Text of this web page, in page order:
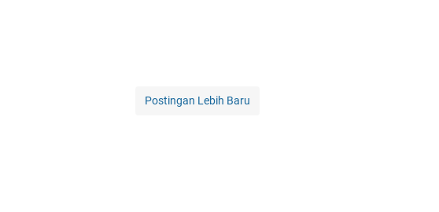
Postingan Lebih Baru